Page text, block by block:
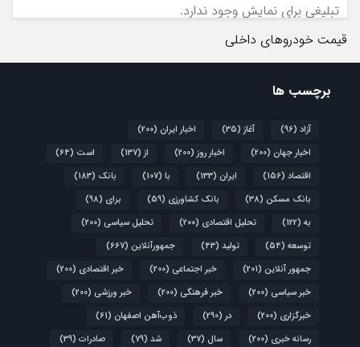
تبلیغی برای نمایش وجود ندارد.
قیمت خودروهای داخلی
برچسب ها
آزاد (96) آغاز (35) اخبار ایران (200)
اخبار جهان (200) اخبار روز (200) از (137) است (64)
اقتصاد (156) ایران (133) با (107) بانک (183)
بانک مسکن (38) بانک کشاورزی (59) برای (98)
به (122) تحلیل اقتصادی (200) تحلیل سیاسی (200)
توسعه (54) تولید (43) جمهورآنلاین (667)
جمهور آنلاین (201) خبر اجتماعی (200) خبر اقتصادی (200)
خبر سیاسی (200) خبر فرهنگی (200) خبر ورزشی (200)
خبرگزاری (200) در (290) ذوب‌آهن اصفهان (61)
رسانه خبری (200) سال (37) شد (79) صادرات (39)